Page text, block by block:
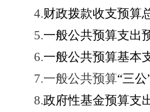
4.财政拨款收支预算
5.一般公共预算支出
6.一般公共预算基本
7.一般公共预算“三公
8.政府性基金预算支